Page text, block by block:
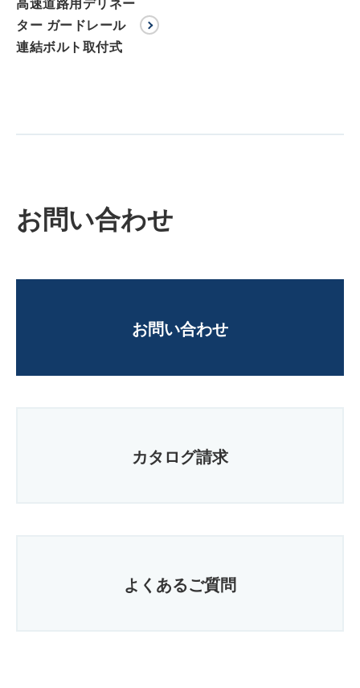
高速道路用デリネー
ター ガードレール
連結ボルト取付式
お問い合わせ
お問い合わせ
カタログ請求
よくあるご質問